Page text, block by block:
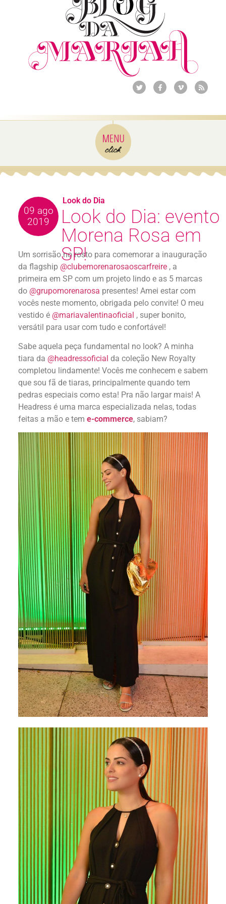
09 ago
2019
Look do Dia: evento
Morena Rosa em
SP!
Um sorrisão no rosto para comemorar a inauguração
da flagship @clubemorenarosaoscarfreire , a
primeira em SP com um projeto lindo e as 5 marcas
do @grupomorenarosa presentes! Amei estar com
vocês neste momento, obrigada pelo convite! O meu
vestido é @mariavalentinaoficial , super bonito,
versátil para usar com tudo e confortável!
Sabe aquela peça fundamental no look? A minha
tiara da @headressoficial da coleção New Royalty
completou lindamente! Vocês me conhecem e sabem
que sou fã de tiaras, principalmente quando tem
pedras especiais como esta! Pra não largar mais! A
Headress é uma marca especializada nelas, todas
feitas a mão e tem e-commerce, sabiam?
Look do Dia